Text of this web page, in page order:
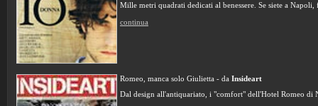
Mille metri quadrati dedicati al benessere. Se siete a Napoli,
continua
Romeo, manca solo Giulietta - da Insideart
Dal design all'antiquariato, i "comfort" dell'Hotel Romeo di